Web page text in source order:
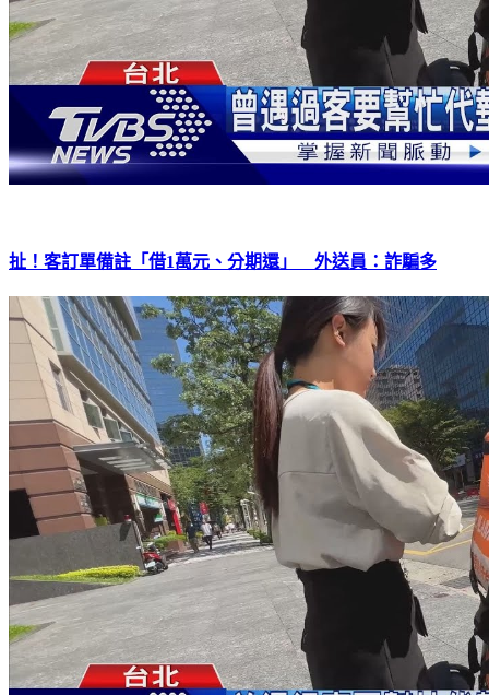
扯！客訂單備註「借1萬元、分期還」 外送員：詐騙多